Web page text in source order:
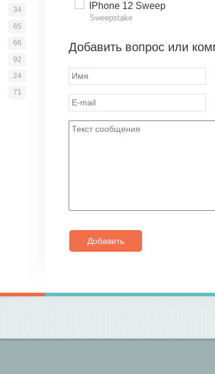
IPhone 12 Sweep
Sweepstake
Добавить вопрос или
Добавить
34
65
66
92
24
71